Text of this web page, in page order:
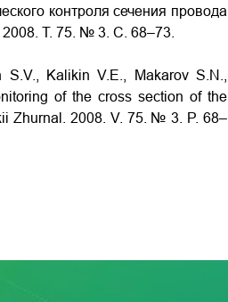
контроля сечения провода
2008. Т. 75. № 3. С. 68–73.
Kalikin V.E., Makarov S.N.,
of the cross section of the
Zhurnal. 2008. V. 75. № 3. P. 68–